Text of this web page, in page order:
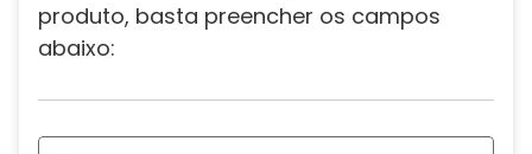
produto, basta preencher os campos
abaixo: